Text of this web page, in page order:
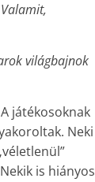
világbajnok
játékosoknak
Neki
is hiányos